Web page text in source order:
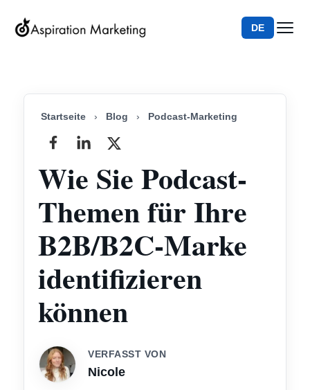
DE
Startseite › Blog › Podcast-Marketing
Wie Sie Podcast-
Themen für Ihre
B2B/B2C-Marke
identifizieren
können
VERFASST VON
Nicole